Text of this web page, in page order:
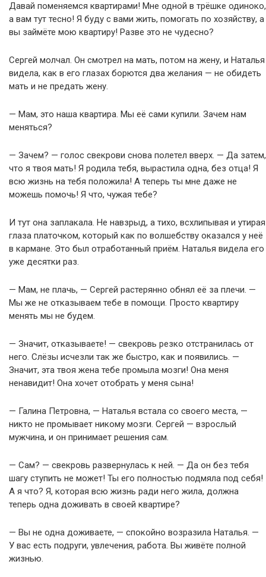
Давай поменяемся квартирами! Мне одной в трёшке одиноко,
а вам тут тесно! Я буду с вами жить, помогать по хозяйству, а
вы займёте мою квартиру! Разве это не чудесно?
Сергей молчал. Он смотрел на мать, потом на жену, и Наталья
видела, как в его глазах борются два желания — не обидеть
мать и не предать жену.
— Мам, это наша квартира. Мы её сами купили. Зачем нам
меняться?
— Зачем? — голос свекрови снова полетел вверх. — Да затем,
что я твоя мать! Я родила тебя, вырастила одна, без отца! Я
всю жизнь на тебя положила! А теперь ты мне даже не
можешь помочь! Я что, чужая тебе?
И тут она заплакала. Не навзрыд, а тихо, всхлипывая и утирая
глаза платочком, который как по волшебству оказался у неё
в кармане. Это был отработанный приём. Наталья видела его
уже десятки раз.
— Мам, не плачь, — Сергей растерянно обнял её за плечи. —
Мы же не отказываем тебе в помощи. Просто квартиру
менять мы не будем.
— Значит, отказываете! — свекровь резко отстранилась от
него. Слёзы исчезли так же быстро, как и появились. —
Значит, эта твоя жена тебе промыла мозги! Она меня
ненавидит! Она хочет отобрать у меня сына!
— Галина Петровна, — Наталья встала со своего места, —
никто не промывает никому мозги. Сергей — взрослый
мужчина, и он принимает решения сам.
— Сам? — свекровь развернулась к ней. — Да он без тебя
шагу ступить не может! Ты его полностью подмяла под себя!
А я что? Я, которая всю жизнь ради него жила, должна
теперь одна доживать в своей квартире?
— Вы не одна доживаете, — спокойно возразила Наталья. —
У вас есть подруги, увлечения, работа. Вы живёте полной
жизнью.